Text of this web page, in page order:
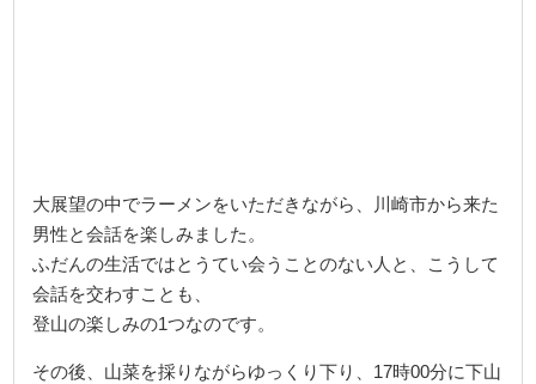
大展望の中でラーメンをいただきながら、川崎市から来た
男性と会話を楽しみました。
ふだんの生活ではとうてい会うことのない人と、こうして
会話を交わすことも、
登山の楽しみの1つなのです。
その後、山菜を採りながらゆっくり下り、17時00分に下山